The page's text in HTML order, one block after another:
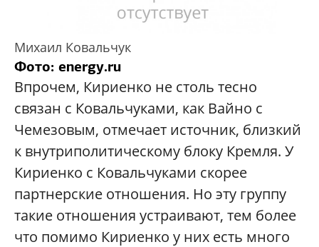
Михаил Ковальчук
Фото: energy.ru
Впрочем, Кириенко не столь тесно
связан с Ковальчуками, как Вайно с
Чемезовым, отмечает источник, близкий
к внутриполитическому блоку Кремля. У
Кириенко с Ковальчуками скорее
партнерские отношения. Но эту группу
такие отношения устраивают, тем более
что помимо Кириенко у них есть много